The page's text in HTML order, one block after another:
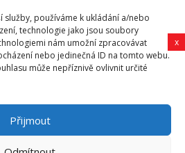
používáme k ukládání a/nebo
technologie jako jsou soubory
nám umožní zpracovávat
nebo jedinečná ID na tomto webu.
může nepříznivě ovlivnit určité
Přijmoutnews.cz
z Vysočiny
x